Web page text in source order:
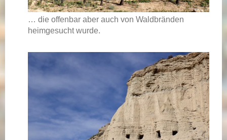
… die offenbar aber auch von Waldbränden
heimgesucht wurde.